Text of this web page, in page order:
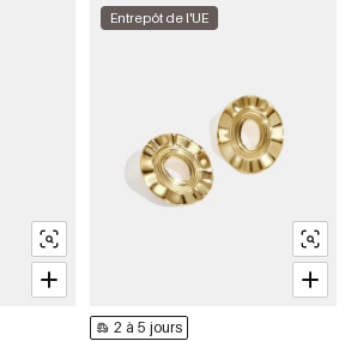
Entrepôt de l'UE
2 à 5 jours